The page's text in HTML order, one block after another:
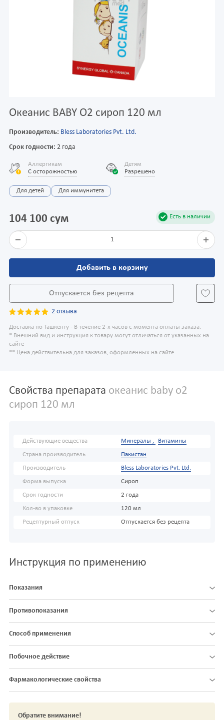
Океанис BABY O2 сироп 120 мл
Производитель: Bless Laboratories Pvt. Ltd.
Срок годности: 2 года
Аллергикам
С осторожностью
Детям
Разрешено
Для детей Для иммунитета
Есть в наличии
104 100 сум
1
Добавить в корзину
Отпускается без рецепта
2 отзыва
Доставка по Ташкенту - В течение 2-х часов с момента оплаты заказа.
* Внешний вид и инструкция к товару могут отличаться от указанных на
сайте
** Цена действительна для заказов, оформленных на сайте
Свойства препарата океанис baby o2
сироп 120 мл
Действующие вещества Минералы , Витамины
Страна производитель Пакистан
Производитель Bless Laboratories Pvt. Ltd.
Форма выпуска Сироп
Срок годности 2 года
Кол-во в упаковке 120 мл
Рецептурный отпуск Отпускается без рецепта
Инструкция по применению
Показания
Противопоказания
Способ применения
Побочное действие
Фармакологические свойства
Обратите внимание!